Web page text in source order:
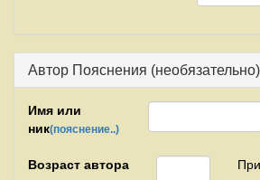
Автор Пояснения (необязательно)
Имя или
ник(пояснение..)
Возраст автора